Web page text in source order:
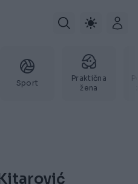
Sport
Praktična
žena